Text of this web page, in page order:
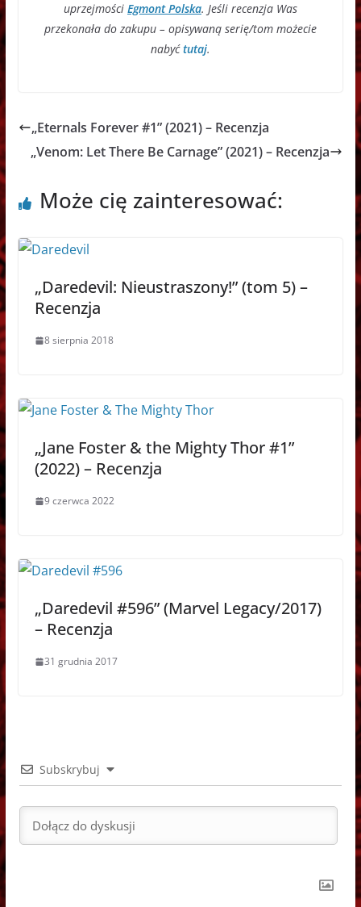
uprzejmości Egmont Polska. Jeśli recenzja Was
przekonała do zakupu – opisywaną serię/tom możecie
nabyćtutaj.
„Eternals Forever #1” (2021) – Recenzja
„Venom: Let There Be Carnage” (2021) – Recenzja
Może cię zainteresować:
„Daredevil: Nieustraszony!” (tom 5) –
Recenzja
8 sierpnia 2018
„Jane Foster & the Mighty Thor #1”
(2022) – Recenzja
9 czerwca 2022
„Daredevil #596” (Marvel Legacy/2017)
– Recenzja
31 grudnia 2017
Subskrybuj